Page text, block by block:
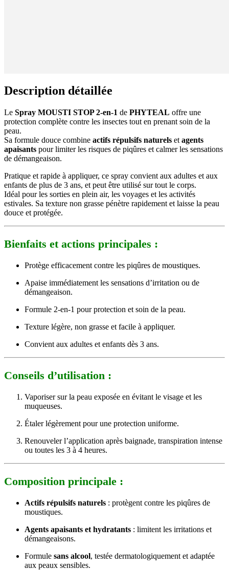
Description détaillée
Le Spray MOUSTI STOP 2-en-1 de PHYTEAL offre une
protection complète contre les insectes tout en prenant soin de la
peau.
Sa formule douce combine actifs répulsifs naturels et agents
apaisants pour limiter les risques de piqûres et calmer les sensations
de démangeaison.
Pratique et rapide à appliquer, ce spray convient aux adultes et aux
enfants de plus de 3 ans, et peut être utilisé sur tout le corps.
Idéal pour les sorties en plein air, les voyages et les activités
estivales. Sa texture non grasse pénètre rapidement et laisse la peau
douce et protégée.
Bienfaits et actions principales :
Protège efficacement contre les piqûres de moustiques.
Apaise immédiatement les sensations d’irritation ou de
démangeaison.
Formule 2-en-1 pour protection et soin de la peau.
Texture légère, non grasse et facile à appliquer.
Convient aux adultes et enfants dès 3 ans.
Conseils d’utilisation :
Vaporiser sur la peau exposée en évitant le visage et les
muqueuses.
Étaler légèrement pour une protection uniforme.
Renouveler l’application après baignade, transpiration intense
ou toutes les 3 à 4 heures.
Composition principale :
Actifs répulsifs naturels : protègent contre les piqûres de
moustiques.
Agents apaisants et hydratants : limitent les irritations et
démangeaisons.
Formule sans alcool, testée dermatologiquement et adaptée
aux peaux sensibles.